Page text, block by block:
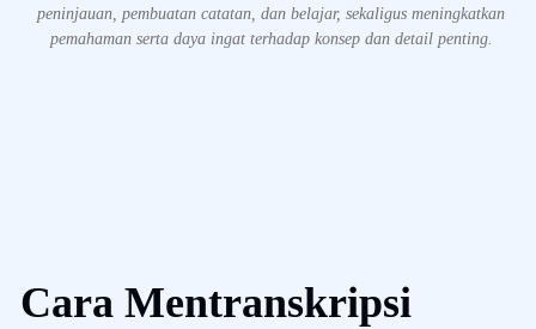
peninjauan, pembuatan catatan, dan belajar, sekaligus meningkatkan
pemahaman serta daya ingat terhadap konsep dan detail penting.
Cara Mentranskripsi